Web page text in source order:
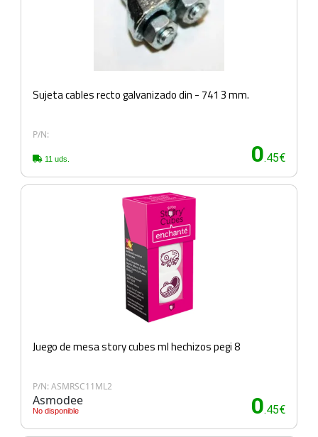
Sujeta cables recto galvanizado din - 741 3 mm.
P/N:
11 uds. 0.45€
Juego de mesa story cubes ml hechizos pegi 8
P/N: ASMRSC11ML2
Asmodee
No disponible 0.45€